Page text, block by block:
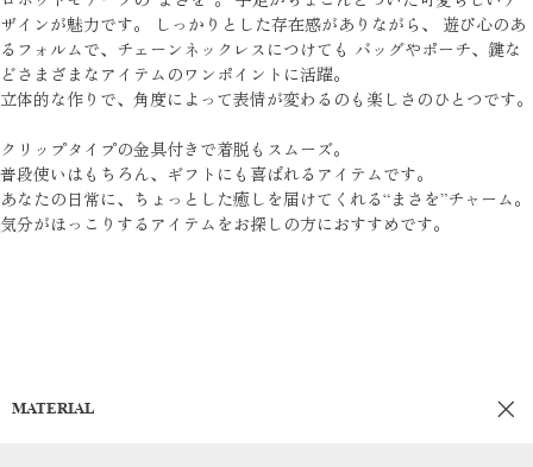
ザインが魅力です。 しっかりとした存在感がありながら、 遊び心のあ
るフォルムで、チェーンネックレスにつけても バッグやポーチ、鍵な
どさまざまなアイテムのワンポイントに活躍。
立体的な作りで、角度によって表情が変わるのも楽しさのひとつです。
クリップタイプの金具付きで着脱もスムーズ。
普段使いはもちろん、ギフトにも喜ばれるアイテムです。
あなたの日常に、ちょっとした癒しを届けてくれる“まさを”チャーム。
気分がほっこりするアイテムをお探しの方におすすめです。
MATERIAL